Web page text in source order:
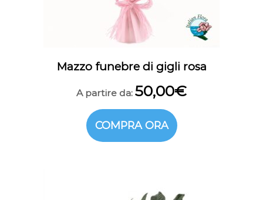
Mazzo funebre di gigli rosa
A partire da: 50,00€
COMPRA ORA